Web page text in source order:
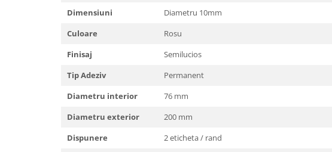
Dimensiuni
Diametru 10mm
Culoare
Rosu
Finisaj
Semilucios
Tip Adeziv
Permanent
Diametru interior
76 mm
Diametru exterior
200 mm
Dispunere
2 eticheta / rand